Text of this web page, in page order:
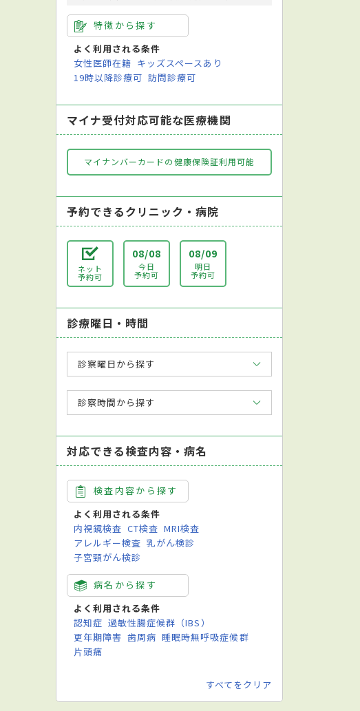
特徴から探す
よく利用される条件
女性医師在籍 キッズスペースあり
19時以降診療可 訪問診療可
マイナ受付対応可能な医療機関
マイナンバーカードの健康保険証利用可能
予約できるクリニック・病院
ネット
予約可
08/08
今日
予約可
08/09
明日
予約可
診療曜日・時間
診察曜日から探す
診察時間から探す
対応できる検査内容・病名
検査内容から探す
よく利用される条件
内視鏡検査 CT検査 MRI検査
アレルギー検査 乳がん検診
子宮頸がん検診
病名から探す
よく利用される条件
認知症 過敏性腸症候群（IBS）
更年期障害 歯周病 睡眠時無呼吸症候群
片頭痛
すべてをクリア